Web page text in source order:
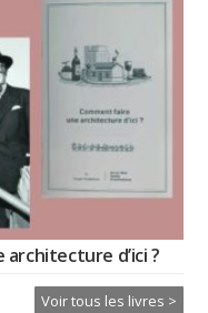
architecture d’ici ?
Voir tous les livres >